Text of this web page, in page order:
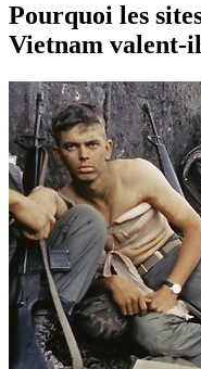
Pourquoi les
Vietnam valent-